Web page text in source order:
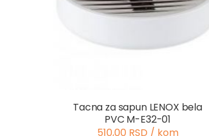
Tacna za sapun LENOX bela
PVC M-E32-01
510,00 RSD / kom